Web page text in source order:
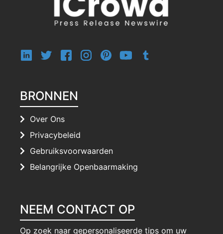
BRONNEN
Over Ons
Privacybeleid
Gebruiksvoorwaarden
Belangrijke Openbaarmaking
NEEM CONTACT OP
Op zoek naar gepersonaliseerde tips om uw